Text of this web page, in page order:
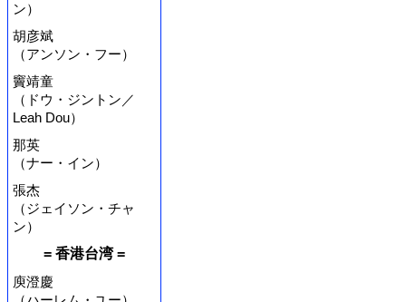
ン）
胡彦斌
（アンソン・フー）
竇靖童
（ドウ・ジントン／
Leah Dou）
那英
（ナー・イン）
張杰
（ジェイソン・チャ
ン）
= 香港台湾 =
庾澄慶